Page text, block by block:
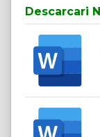
Descarcari